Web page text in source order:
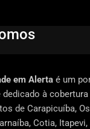
em Alerta é um
dedicado à
de Carapicuíba,
Cotia,